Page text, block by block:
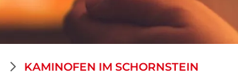
KAMINOFEN IM SCHORNSTEIN